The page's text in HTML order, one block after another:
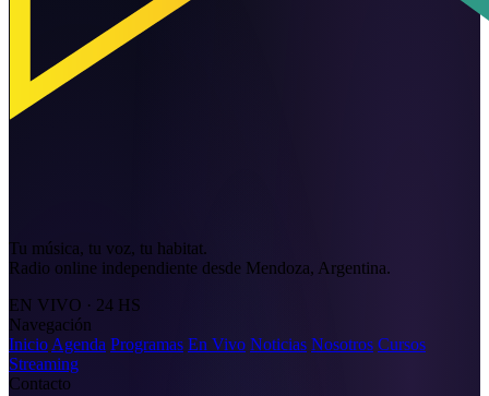
Tu música, tu voz, tu habitat.
Radio online independiente desde Mendoza, Argentina.
EN VIVO · 24 HS
Navegación
Inicio Agenda Programas En Vivo Noticias Nosotros Cursos
Streaming
Contacto